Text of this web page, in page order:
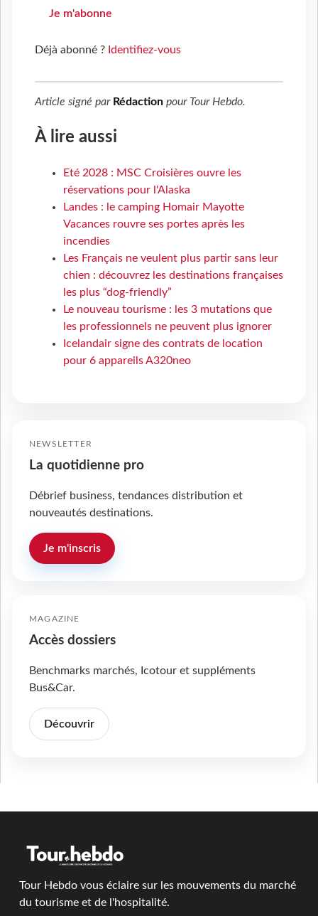
Je m'abonne
Déjà abonné ? Identifiez-vous
Article signé par Rédaction pour Tour Hebdo.
À lire aussi
Eté 2028 : MSC Croisières ouvre les
réservations pour l'Alaska
Landes : le camping Homair Mayotte
Vacances rouvre ses portes après les
incendies
Les Français ne veulent plus partir sans leur
chien : découvrez les destinations françaises
les plus “dog-friendly”
Le nouveau tourisme : les 3 mutations que
les professionnels ne peuvent plus ignorer
Icelandair signe des contrats de location
pour 6 appareils A320neo
NEWSLETTER
La quotidienne pro
Débrief business, tendances distribution et
nouveautés destinations.
Je m'inscris
MAGAZINE
Accès dossiers
Benchmarks marchés, Icotour et suppléments
Bus&Car.
Découvrir
Tour Hebdo vous éclaire sur les mouvements du marché
du tourisme et de l'hospitalité.